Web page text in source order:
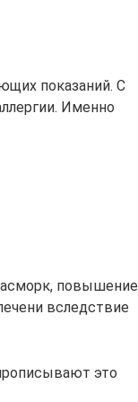
показаний. С
Именно
повышение
вследствие
это